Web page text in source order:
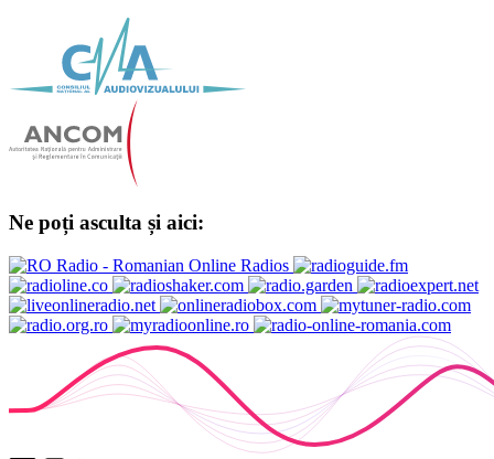
Ne poți asculta și aici: